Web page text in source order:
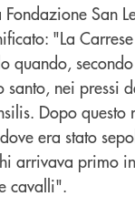
San
"La
quando,
nei pressi
Dopo
era stato
arrivava primo
cavalli".